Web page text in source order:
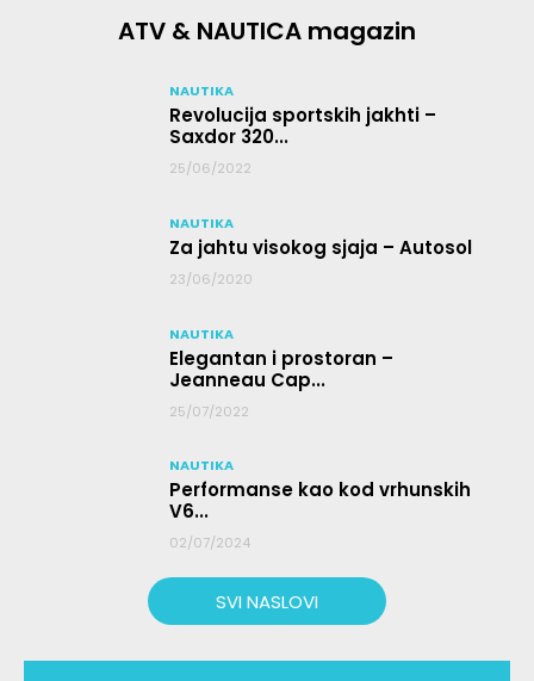
ATV & NAUTICA magazin
NAUTIKA
Revolucija sportskih jakhti –
Saxdor 320...
25/06/2022
NAUTIKA
Za jahtu visokog sjaja – Autosol
23/06/2020
NAUTIKA
Elegantan i prostoran –
Jeanneau Cap...
25/07/2022
NAUTIKA
Performanse kao kod vrhunskih
V6...
02/07/2024
SVI NASLOVI